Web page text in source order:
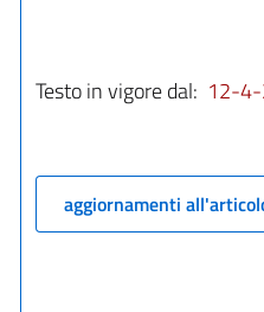
Testo in vigore dal: 12-
aggiornamenti